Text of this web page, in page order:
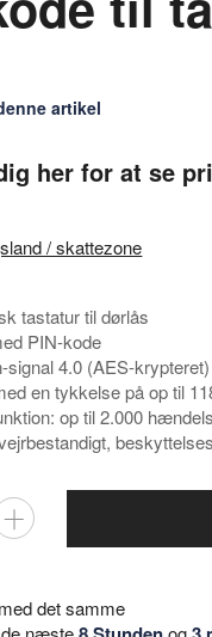
artikel
her for at se
/ skattezone
tastatur til dørlås
PIN-kode
signal 4.0 (AES-krypteret)
en tykkelse på op til
op til 2.000
det samme